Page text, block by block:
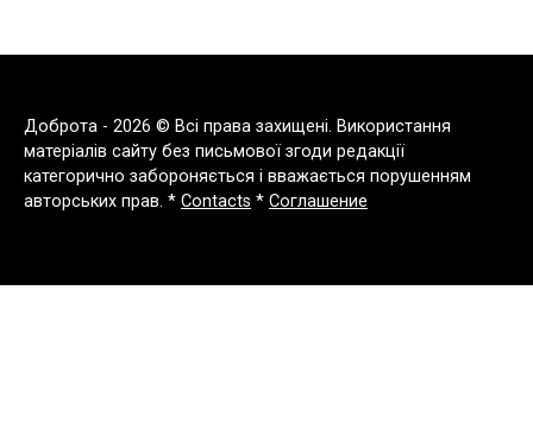
Доброта - 2026 © Всі права захищені. Використання
матеріалів сайту без письмової згоди редакції
категорично забороняється і вважається порушенням
авторських прав. * Contacts * Соглашение